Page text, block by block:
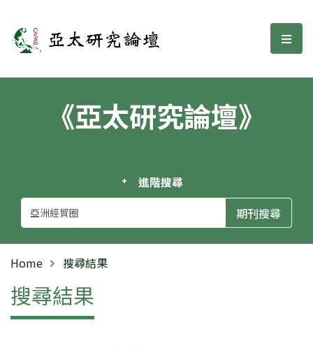
亞太研究論壇 選
《亞太研究論壇》
進階搜尋
Home 搜尋結果
搜尋結果